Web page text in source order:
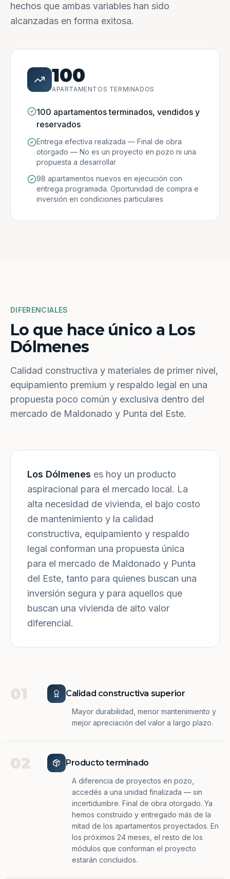
hechos que ambas variables han sido
alcanzadas en forma exitosa.
100
APARTAMENTOS TERMINADOS
100 apartamentos terminados, vendidos y
reservados
Entrega efectiva realizada — Final de obra
otorgado — No es un proyecto en pozo ni una
propuesta a desarrollar
98 apartamentos nuevos en ejecución con
entrega programada. Oportunidad de compra e
inversión en condiciones particulares
DIFERENCIALES
Lo que hace único a Los
Dólmenes
Calidad constructiva y materiales de primer nivel,
equipamiento premium y respaldo legal en una
propuesta poco común y exclusiva dentro del
mercado de Maldonado y Punta del Este.
Los Dólmenes es hoy un producto
aspiracional para el mercado local. La
alta necesidad de vivienda, el bajo costo
de mantenimiento y la calidad
constructiva, equipamiento y respaldo
legal conforman una propuesta única
para el mercado de Maldonado y Punta
del Este, tanto para quienes buscan una
inversión segura y para aquellos que
buscan una vivienda de alto valor
diferencial.
01 Calidad constructiva superior
Mayor durabilidad, menor mantenimiento y
mejor apreciación del valor a largo plazo.
02 Producto terminado
A diferencia de proyectos en pozo,
accedés a una unidad finalizada — sin
incertidumbre. Final de obra otorgado. Ya
hemos construido y entregado más de la
mitad de los apartamentos proyectados. En
los próximos 24 meses, el resto de los
módulos que conforman el proyecto
estarán concluidos.